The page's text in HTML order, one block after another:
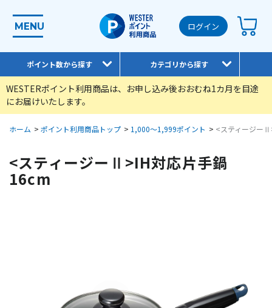
MENU ログイン
ポイント数から探す カテゴリから探す
WESTERポイント利用商品は、お申し込み後おおむね1カ月を目途
にお届けいたします。
ホーム > ポイント利用商品トップ > 1,000～1,999ポイント > <スティージー
<スティージーⅡ>IH対応片手鍋
16cm